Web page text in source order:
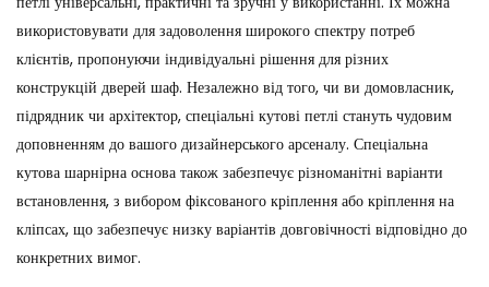
використовувати для задоволення широкого спектру потреб
клієнтів, пропонуючи індивідуальні рішення для різних
конструкцій дверей шаф. Незалежно від того, чи ви домовласник,
підрядник чи архітектор, спеціальні кутові петлі стануть чудовим
доповненням до вашого дизайнерського арсеналу. Спеціальна
кутова шарнірна основа також забезпечує різноманітні варіанти
встановлення, з вибором фіксованого кріплення або кріплення на
кліпсах, що забезпечує низку варіантів довговічності відповідно до
конкретних вимог.